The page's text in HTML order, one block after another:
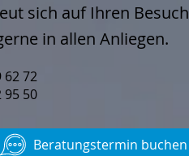
sich auf Ihren Besuch
in allen Anliegen.
62 72
95 50
Beratungstermin buchen